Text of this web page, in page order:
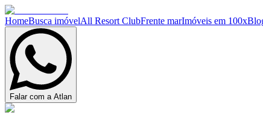
HomeBusca imóvelAll Resort ClubFrente marImóveis em 100x
Falar com a Atlan